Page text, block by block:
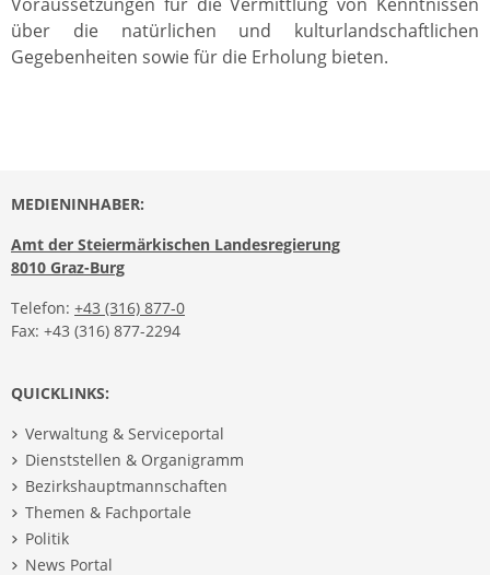
über die natürlichen und kulturlandschaftlichen
Gegebenheiten sowie für die Erholung bieten.
MEDIENINHABER:
Amt der Steiermärkischen Landesregierung
8010 Graz-Burg
Telefon: +43 (316) 877-0
Fax: +43 (316) 877-2294
QUICKLINKS:
Verwaltung & Serviceportal
Dienststellen & Organigramm
Bezirkshauptmannschaften
Themen & Fachportale
Politik
News Portal